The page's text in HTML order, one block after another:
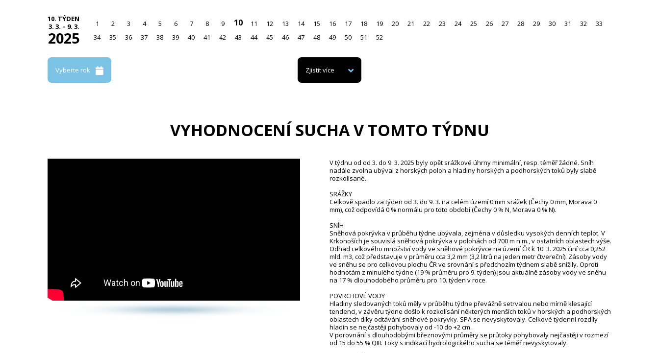
10. TÝDEN
3. 3. – 9. 3.
2025
1 2 3 4 5 6 7 8 9 10 11 12 13 14 15 16 17 18 19 20 21 22 23 24 25 26 27 28 29 30 31 32
33
34
35 36 37 38 39 40 41 42 43 44 45 46 47 48 49 50 51 52
Vyberte rok Zjistit více
VYHODNOCENÍ SUCHA V TOMTO TÝDNU
V týdnu od od 3. do 9. 3. 2025 byly opět srážkové úhrny minimální, resp. téměř žádné. Sníh
nadále zvolna ubýval z horských poloh a hladiny horských a podhorských toků byly slabě
rozkolísané.
SRÁŽKY
Celkově spadlo za týden od 3. do 9. 3. na celém území 0 mm srážek (Čechy 0 mm, Morava 0
mm), což odpovídá 0 % normálu pro toto období (Čechy 0 % N, Morava 0 % N).
SNÍH
Sněhová pokrývka v průběhu týdne ubývala, zejména v důsledku vysokých denních teplot. V
Krkonoších je souvislá sněhová pokrývka v polohách od 700 m n.m., v ostatních oblastech výše.
Odhad celkového množství vody ve sněhové pokrývce na území ČR k 10. 3. 2025 činí cca 0,252
mld. m3, což představuje v průměru cca 3,2 mm (3,2 litrů na jeden metr čtvereční). Zásoby vody
ve sněhu se pro celkovou plochu ČR ve srovnání s předchozím týdnem slabě snížily. Oproti
hodnotám z minulého týdne (19 % průměru pro 9. týden) jsou aktuálně zásoby vody ve sněhu
na 17 % dlouhodobého průměru pro 10. týden v roce.
POVRCHOVÉ VODY
Hladiny sledovaných toků měly v průběhu týdne převážně setrvalou nebo mírně klesající
tendenci, v závěru týdne došlo k rozkolísání některých menších toků v horských a podhorských
oblastech díky odtávání sněhové pokrývky. SPA se nevyskytovaly. Celkové týdenní rozdíly
hladin se nejčastěji pohybovaly od -10 do +2 cm.
V porovnání s dlouhodobými březnovými průměry se průtoky pohybovaly nejčastěji v rozmezí
od 15 do 55 % QIII. Toky s indikací hydrologického sucha se téměř nevyskytovaly.